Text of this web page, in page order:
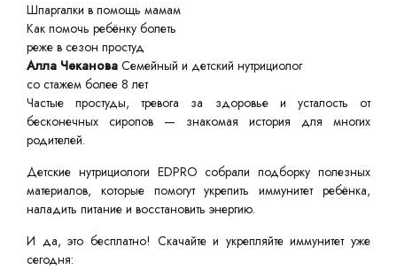
Шпаргалки в помощь мамам
Как помочь ребёнку болеть
реже в сезон простуд
Алла Чеканова Семейный и детский нутрициолог
со стажем более 8 лет
Частые простуды, тревога за здоровье и усталость от
бесконечных сиропов — знакомая история для многих
родителей.
Детские нутрициологи EDPRO собрали подборку полезных
материалов, которые помогут укрепить иммунитет ребёнка,
наладить питание и восстановить энергию.
И да, это бесплатно! Скачайте и укрепляйте иммунитет уже
сегодня: